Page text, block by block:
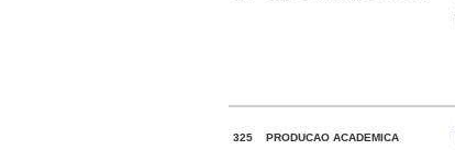
325 PRODUCAO ACADEMICA